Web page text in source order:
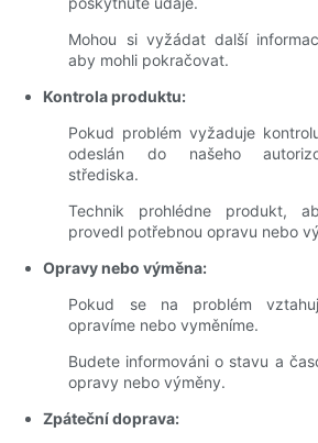
Mohou si vyžádat další
aby mohli pokračovat.
Kontrola produktu:
Pokud problém vyžaduje
odeslán do našeho
střediska.
Technik prohlédne produkt,
provedl potřebnou opravu nebo
Opravy nebo výměna:
Pokud se na problém
opravíme nebo vyměníme.
Budete informováni o stavu a
opravy nebo výměny.
Zpáteční doprava: